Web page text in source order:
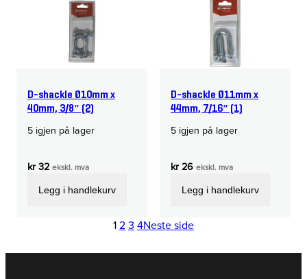
D-shackle Ø10mm x
40mm, 3/8″ (2)
5 igjen på lager
kr32 ekskl. mva
Legg i handlekurv
D-shackle Ø11mm x
44mm, 7/16″ (1)
5 igjen på lager
kr26 ekskl. mva
Legg i handlekurv
123 4Neste side